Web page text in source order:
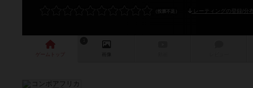
レーティングの登録/分布
ゲーム 画像